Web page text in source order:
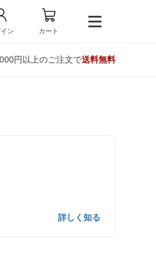
ン カート
円以上のご注文で送料無料
詳しく知る